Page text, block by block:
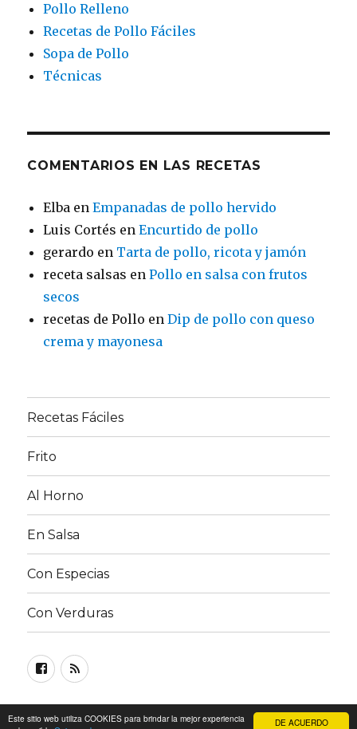
DE ACUERDO
Este sitio web utiliza COOKIES para brindar la mejor experiencia
Pollo Relleno
Recetas de Pollo Fáciles
Sopa de Pollo
Técnicas
COMENTARIOS EN LAS RECETAS
Elba enEmpanadas de pollo hervido
Luis Cortés enEncurtido de pollo
gerardo en Tarta de pollo, ricota y jamón
receta salsas enPollo en salsa con frutos
secos
recetas de Pollo enDip de pollo con queso
crema y mayonesa
Recetas Fáciles
Frito
Al Horno
En Salsa
Con Especias
Con Verduras
Facebook
RSS
© Recetas de Pollo | Lea nuestra Política de privacidad